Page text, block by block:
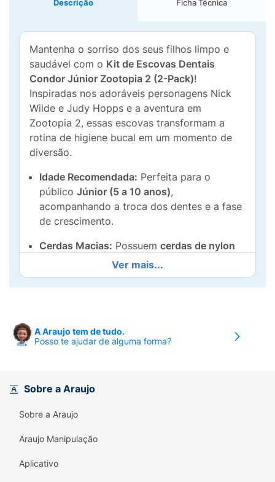
Descrição Ficha Técnica
Mantenha o sorriso dos seus filhos limpo e
saudável com o Kit de Escovas Dentais
Condor Júnior Zootopia 2 (2-Pack)!
Inspiradas nos adoráveis personagens Nick
Wilde e Judy Hopps e a aventura em
Zootopia 2, essas escovas transformam a
rotina de higiene bucal em um momento de
diversão.
Idade Recomendada: Perfeita para o
público Júnior (5 a 10 anos),
acompanhando a troca dos dentes e a fase
de crescimento.
Cerdas Macias: Possuem cerdas de nylon
com pontas arredondadas
suavemente os dentes e a gengiva,
evitando machucados e garantindo o
Limpador de Língua e Bochechas:
A cabeça
da escova conta com um prático
limpador
bactérias causadoras do mau hálito e
antideslizante
da mão da criança, facilitando o manuseio e
Ver mais...
A Araujo tem de tudo.
Posso te ajudar de alguma forma?
Sobre a Araujo
Sobre a Araujo
Araujo Manipulação
Aplicativo